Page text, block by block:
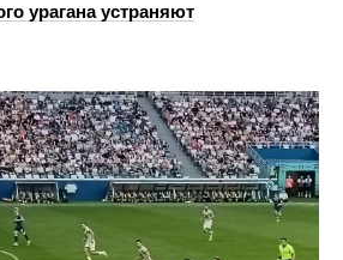
урагана устраняют